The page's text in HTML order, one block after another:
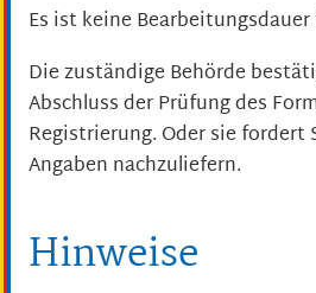
Es ist keine
Die zuständige Behörde
Abschluss der Prüfung des
Registrierung. Oder sie fordert
Angaben nachzuliefern.
Hinweise